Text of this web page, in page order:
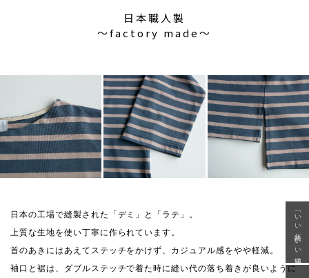
日本職人製
〜factory made〜
日本の工場で縫製された「デミ」と「ラテ」。
上質な生地を使い丁寧に作られています。
首のあきにはあえてステッチをかけず、カジュアル感をやや軽減。
袖口と裾は、ダブルステッチで着た時に縫い代の落ち着きが良いように
「いい年齢 いい洋服」